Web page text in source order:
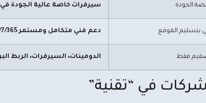
الجودة سيرفرات خاصة عالية الجودة في
بتسليم الموقع دعم فني متكامل ومستمر 24/7/365
فقط الدومينات، السيرفرات، الربط
في “تقنية”